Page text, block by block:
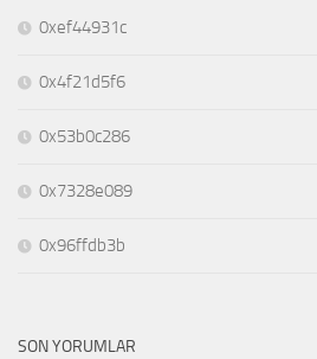
0xef44931c
0x4f21d5f6
0x53b0c286
0x7328e089
0x96ffdb3b
SON YORUMLAR